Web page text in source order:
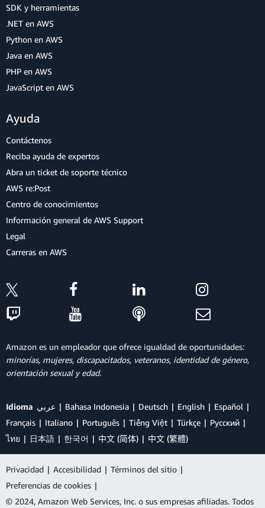
SDK y herramientas
.NET en AWS
Python en AWS
Java en AWS
PHP en AWS
JavaScript en AWS
Ayuda
Contáctenos
Reciba ayuda de expertos
Abra un ticket de soporte técnico
AWS re:Post
Centro de conocimientos
Información general de AWS Support
Legal
Carreras en AWS
Amazon es un empleador que ofrece igualdad de oportunidades:
minorías, mujeres, discapacitados, veteranos, identidad de género,
orientación sexual y edad.
Idioma عربي Bahasa Indonesia Deutsch English
Español
Français
Italiano Português Tiếng Việt Türkçe
Ρусский
ไทย
日本語 한국어 中文 (简体) 中文 (繁體)
Privacidad | Accesibilidad | Términos del sitio |
Preferencias de cookies |
© 2024, Amazon Web Services, Inc. o sus empresas afiliadas. Todos